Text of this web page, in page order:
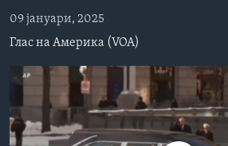
за
навигација
ЕКОНОМИЈА
ПОЛИТИКА
ЗДРАВЈЕ
НАУКА
УМЕТНОСТ И ЗАБАВА
NEWSFLASH - АРХИВА
ВЕСТИ ОД САД ВО МИНУТА - АРХИВА
ИЗБОРИ ВО САД 2020 - АРХИВА
ЗА НАС
Learning English
НАКУСО...
09 јануари, 2025
Глас на Америка (VOA)